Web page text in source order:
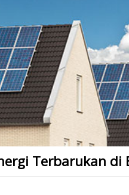
Terbarukan di